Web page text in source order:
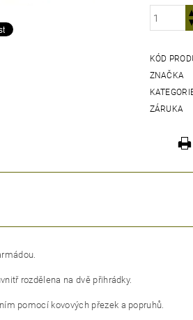
KÓD
ZNAČKA
ZÁRUKA
rozdělena na dvě přihrádky.
pomocí kovových přezek a popruhů.